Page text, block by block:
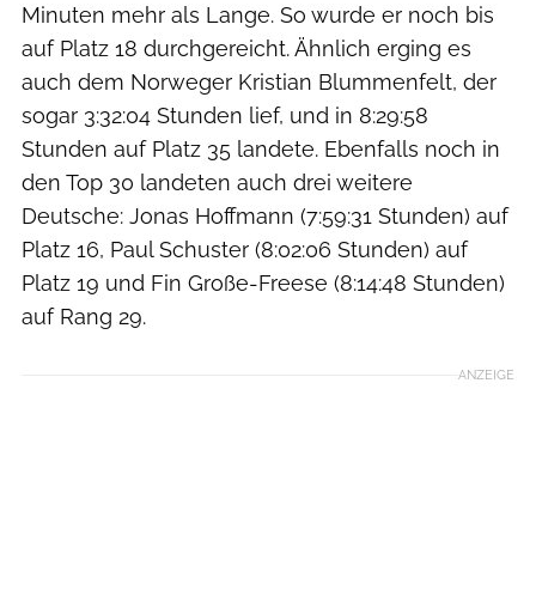
Minuten mehr als Lange. So wurde er noch bis
auf Platz 18 durchgereicht. Ähnlich erging es
auch dem Norweger Kristian Blummenfelt, der
sogar 3:32:04 Stunden lief, und in 8:29:58
Stunden auf Platz 35 landete. Ebenfalls noch in
den Top 30 landeten auch drei weitere
Deutsche: Jonas Hoffmann (7:59:31 Stunden) auf
Platz 16, Paul Schuster (8:02:06 Stunden) auf
Platz 19 und Fin Große-Freese (8:14:48 Stunden)
auf Rang 29.
ANZEIGE